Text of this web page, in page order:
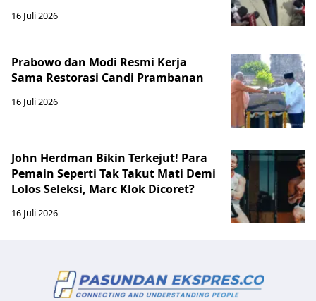
16 Juli 2026
Prabowo dan Modi Resmi Kerja
Sama Restorasi Candi Prambanan
16 Juli 2026
John Herdman Bikin Terkejut! Para
Pemain Seperti Tak Takut Mati Demi
Lolos Seleksi, Marc Klok Dicoret?
16 Juli 2026